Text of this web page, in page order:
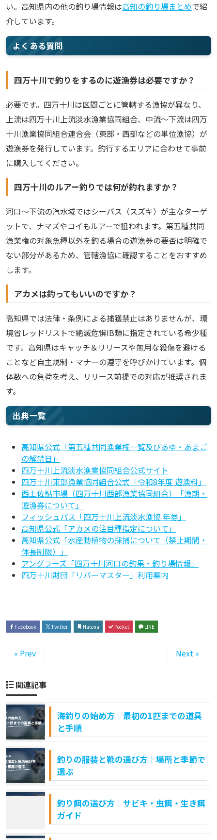
い。高知県内の他の釣り場情報は高知の釣り場まとめで紹
介しています。
よくある質問
四万十川で釣りをするのに遊漁券は必要ですか？
必要です。四万十川は区間ごとに管轄する漁協が異なり、
上流は四万十川上流淡水漁業協同組合、中流〜下流は四万
十川漁業協同組合連合会（東部・西部などの単位漁協）が
遊漁券を発行しています。釣行するエリアに合わせて事前
に購入してください。
四万十川のルアー釣りでは何が釣れますか？
河口〜下流の汽水域ではシーバス（スズキ）が主なターゲ
ットで、ナマズやコイもルアーで狙われます。第五種共同
漁業権の対象魚種以外を釣る場合の遊漁券の要否は明確で
ない部分があるため、管轄漁協に確認することをおすすめ
します。
アカメは釣ってもいいのですか？
高知県では法律・条例による捕獲禁止はありませんが、環
境省レッドリストで絶滅危惧IB類に指定されている希少種
です。高知県はキャッチ＆リリースや無用な殺傷を避ける
ことなど自主規制・マナーの遵守を呼びかけています。個
体数への負荷を考え、リリース前提での対応が推奨されま
す。
出典一覧
高知県公式「第五種共同漁業権一覧及びあゆ・あまご
の解禁日」
四万十川上流淡水漁業協同組合公式サイト
四万十川東部漁業協同組合公式「令和8年度 遊漁料」
西土佐鮎市場（四万十川西部漁業協同組合）「漁期・
遊漁券について」
フィッシュパス「四万十川上流淡水漁協 年券」
高知県公式「アカメの注目種指定について」
高知県公式「水産動植物の採捕について（禁止期間・
体長制限）」
アングラーズ「四万十川河口の釣果・釣り場情報」
四万十川財団「リバーマスター」利用案内
Facebook Twitter Hatena Pocket LINE
« Prev Next »
関連記事
海釣りの始め方｜最初の1匹までの道具
と手順
釣りの服装と靴の選び方｜場所と季節で
選ぶ
釣り餌の選び方｜サビキ・虫餌・生き餌
ガイド